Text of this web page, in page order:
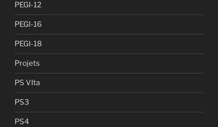
PEGI-12
PEGI-16
PEGI-18
Projets
PS VIta
PS3
PS4